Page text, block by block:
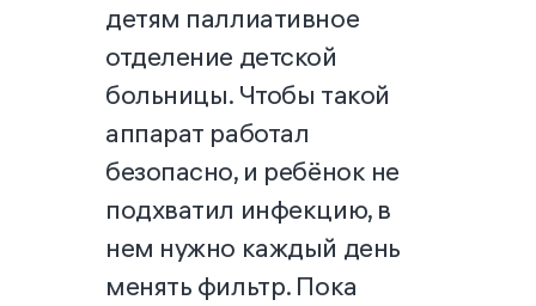
детям паллиативное
отделение детской
больницы. Чтобы такой
аппарат работал
безопасно, и ребёнок не
подхватил инфекцию, в
нем нужно каждый день
менять фильтр. Пока